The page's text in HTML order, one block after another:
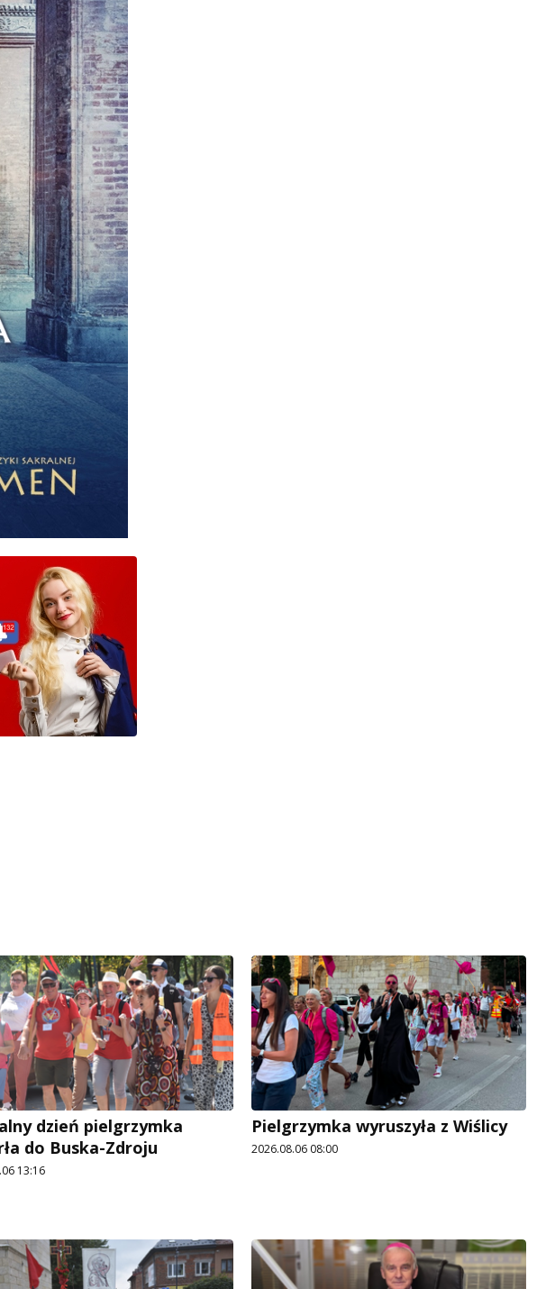
dzień pielgrzymka
do Buska-Zdroju
13:16
Pielgrzymka wyruszyła z Wiślicy
2026.08.06 08:00